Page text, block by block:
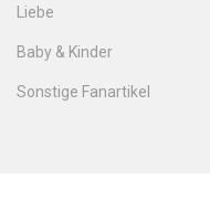
Liebe
Baby & Kinder
Sonstige Fanartikel